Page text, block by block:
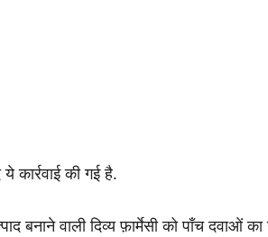
कार्रवाई की गई है.
वाली दिव्य फ़ार्मेसी को पाँच दवाओं